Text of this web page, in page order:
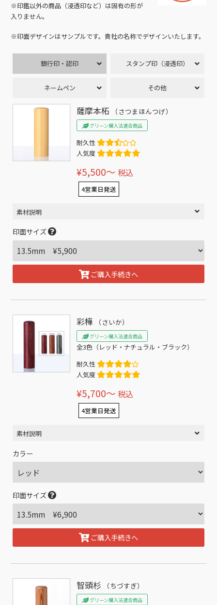
※印鑑以外の商品（浸透印など）は固有の形が
入りません。
※印面デザインはサンプルです。貴社の名称でデザインいたします。
銀行印・認印 スタンプ印（浸透印）
ネームペン その他
薩摩本柘 （さつまほんつげ）
グリーン購入法適合商品
耐久性
人気度
¥5,500〜 税込
4営業日発送
素材説明
印面サイズ
ご購入手続きへ
彩樺 （さいか）
グリーン購入法適合商品
全3色（レッド・ナチュラル・ブラック）
耐久性
人気度
¥5,700〜 税込
4営業日発送
素材説明
カラー
印面サイズ
ご購入手続きへ
智頭杉 （ちづすぎ）
グリーン購入法適合商品